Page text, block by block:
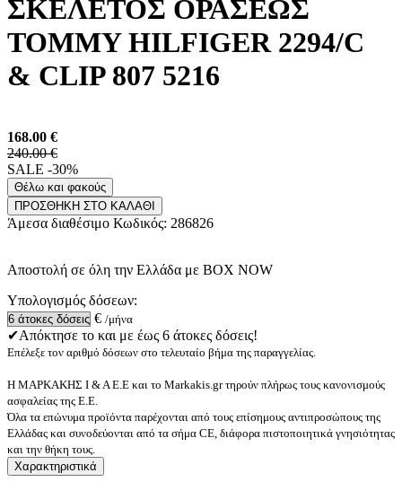
ΣΚΕΛΕΤΟΣ ΟΡΑΣΕΩΣ
TOMMY HILFIGER 2294/C
& CLIP 807 5216
168.00 €
240.00 €
SALE -30%
Θέλω και φακούς
ΠΡΟΣΘΗΚΗ ΣΤΟ ΚΑΛΑΘΙ
Άμεσα διαθέσιμο Κωδικός: 286826
Αποστολή σε όλη την Ελλάδα με BOX NOW
Υπολογισμός δόσεων:
€ /μήνα
✔Απόκτησε το και με έως 6 άτοκες δόσεις!
Επέλεξε τον αριθμό δόσεων στο τελευταίο βήμα της παραγγελίας.
Η ΜΑΡΚΑΚΗΣ Ι & Α Ε.Ε και το Markakis.gr τηρούν πλήρως τους κανονισμούς
ασφαλείας της Ε.Ε.
Όλα τα επώνυμα προϊόντα παρέχονται από τους επίσημους αντιπροσώπους της
Ελλάδας και συνοδεύονται από τα σήμα CE, διάφορα πιστοποιητικά γνησιότητας
και την θήκη τους.
Χαρακτηριστικά